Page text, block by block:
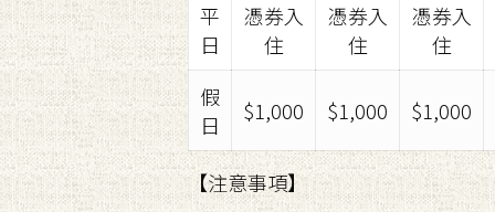
平
日
憑券入
住
憑券入
住
憑券入
住
假
日
$1,000 $1,000 $1,000
【注意事項】